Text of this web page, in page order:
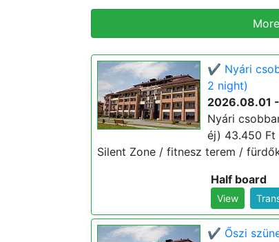
✔️ Nyári
2 night)
2026.08.01
Nyári
éj) 43.450
Silent Zone / fitnesz terem /
Half board
View
✔️ Őszi